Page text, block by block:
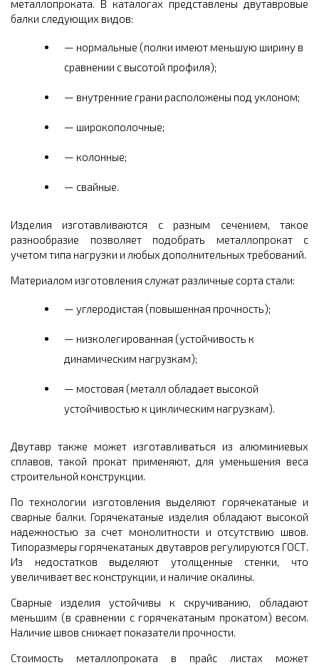
металлопроката. В каталогах представлены двутавровые
балки следующих видов:
нормальные (полки имеют меньшую ширину в
сравнении с высотой профиля);
внутренние грани расположены под уклоном;
широкополочные;
колонные;
свайные.
Изделия изготавливаются с разным сечением, такое
разнообразие позволяет подобрать металлопрокат с
учетом типа нагрузки и любых дополнительных требований.
Материалом изготовления служат различные сорта стали:
углеродистая (повышенная прочность);
низколегированная (устойчивость к
динамическим нагрузкам);
мостовая (металл обладает высокой
устойчивостью к циклическим нагрузкам).
Двутавр также может изготавливаться из алюминиевых
сплавов, такой прокат применяют, для уменьшения веса
строительной конструкции.
По технологии изготовления выделяют горячекатаные и
сварные балки. Горячекатаные изделия обладают высокой
надежностью за счет монолитности и отсутствию швов.
Типоразмеры горячекатаных двутавров регулируются ГОСТ.
Из недостатков выделяют утолщенные стенки, что
увеличивает вес конструкции, и наличие окалины.
Сварные изделия устойчивы к скручиванию, обладают
меньшим (в сравнении с горячекатаным прокатом) весом.
Наличие швов снижает показатели прочности.
Стоимость металлопроката в прайс листах может